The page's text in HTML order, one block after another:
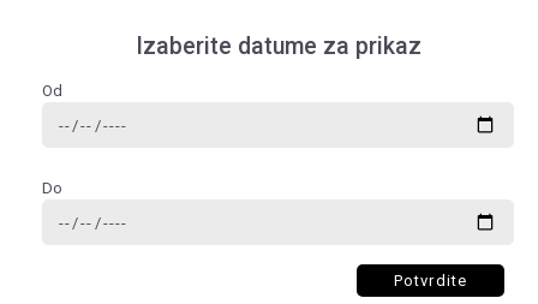
Izaberite datume za prikaz
Od
Do
Potvrdite